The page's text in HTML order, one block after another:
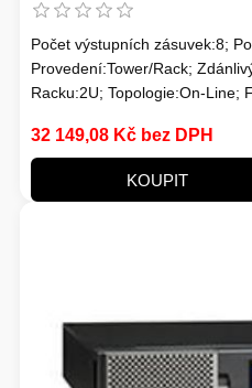
NABÍJECÍ
INDUKCE -
Počet výstupních zásuvek:8;
Provedení:Tower/Rack;
Racku:2U; Topologie:On-Line;
záložního času; Typ
32 149,08 Kč bez DPH
KOUPIT